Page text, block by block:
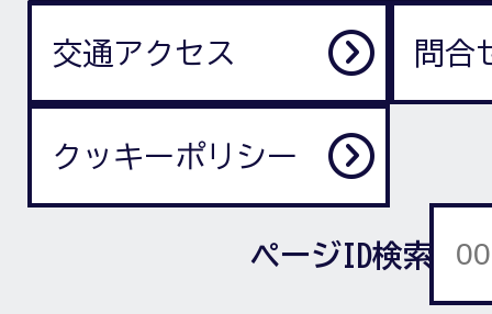
交通アクセス 問合
クッキーポリシー
ページID検索